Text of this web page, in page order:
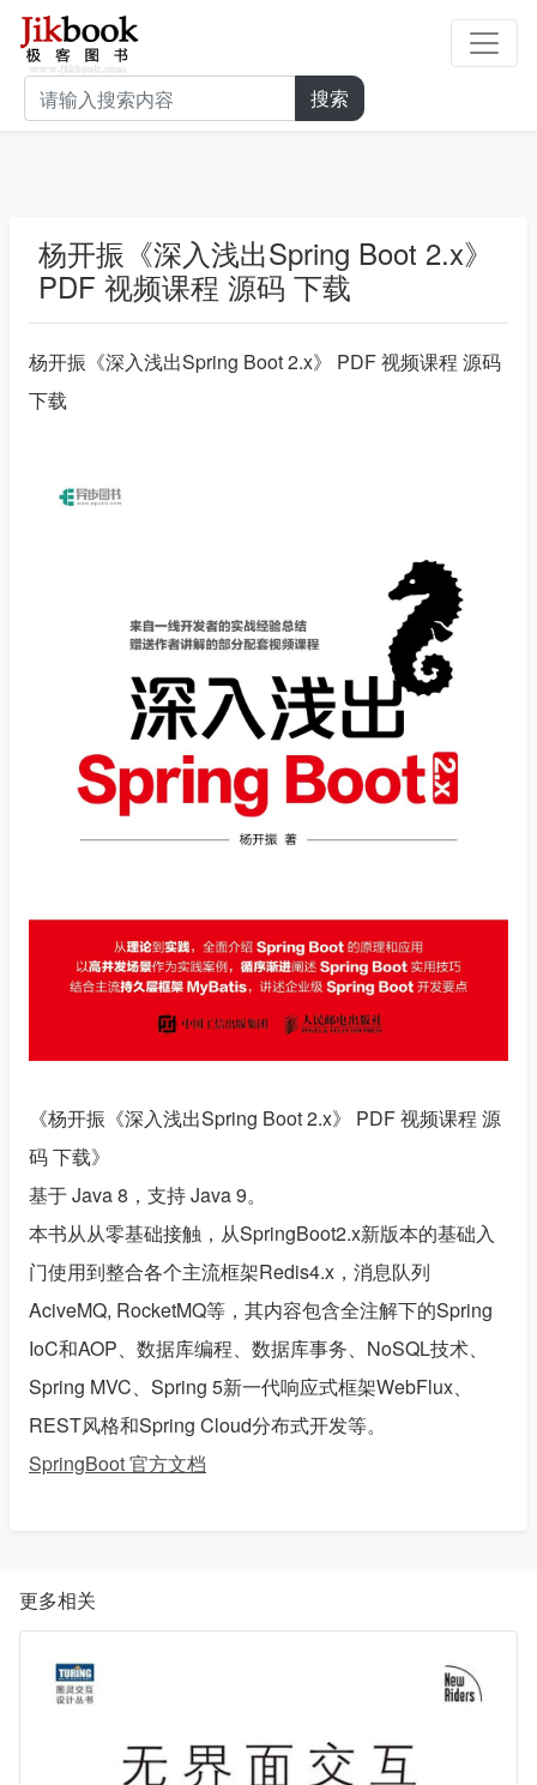
搜索
杨开振《深入浅出Spring Boot 2.x》
PDF 视频课程 源码 下载
杨开振《深入浅出Spring Boot 2.x》 PDF 视频课程 源码
下载
《杨开振《深入浅出Spring Boot 2.x》 PDF 视频课程 源
码 下载》
基于 Java 8，支持 Java 9。
本书从从零基础接触，从SpringBoot2.x新版本的基础入
门使用到整合各个主流框架Redis4.x，消息队列
AciveMQ, RocketMQ等，其内容包含全注解下的Spring
IoC和AOP、数据库编程、数据库事务、NoSQL技术、
Spring MVC、Spring 5新一代响应式框架WebFlux、
SpringBoot 官方文档
更多相关